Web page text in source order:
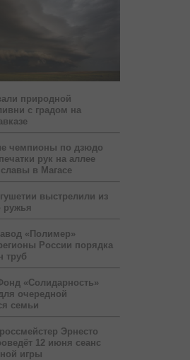
природной
с градом на
чемпионы по дзюдо
рук на аллее
в Магасе
выстрелили из
ружья
«Полимер»
России порядка
труб
«Солидарность»
очередной
семьи
Эрнесто
12 июня сеанс
игры